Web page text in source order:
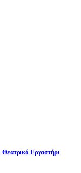
Εργαστήρι